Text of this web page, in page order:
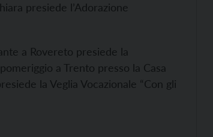
presiede l’Adorazione
a Rovereto presiede la
a Trento presso la Casa
la Veglia Vocazionale “Con gli